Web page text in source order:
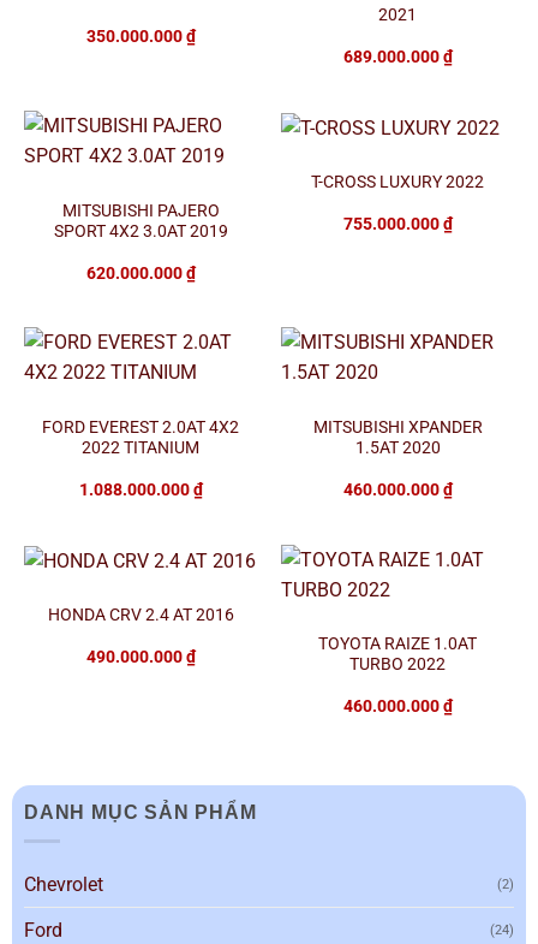
350.000.000₫
2021
689.000.000₫
MITSUBISHI PAJERO
SPORT 4X2 3.0AT 2019
620.000.000₫
T-CROSS LUXURY 2022
755.000.000₫
FORD EVEREST 2.0AT 4X2
2022 TITANIUM
1.088.000.000₫
MITSUBISHI XPANDER
1.5AT 2020
460.000.000₫
HONDA CRV 2.4 AT 2016
490.000.000₫
TOYOTA RAIZE 1.0AT
TURBO 2022
460.000.000₫
DANH MỤC SẢN PHẨM
Chevrolet (2)
Ford (24)